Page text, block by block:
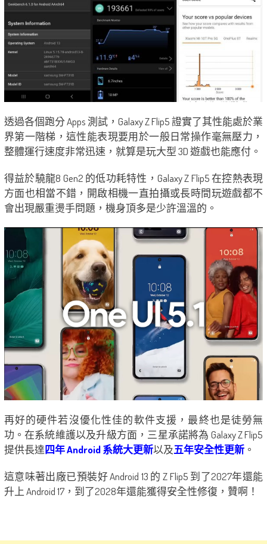
透過各個跑分 Apps 測試，Galaxy Z Flip5 證實了其性能處於業
界第一階梯，這性能表現要用於一般日常操作毫無壓力，
整體運行速度非常迅速，就算是玩大型 3D 遊戲也能應付。
得益於驍龍8 Gen2 的低功耗特性，Galaxy Z Flip5 在控熱表現
方面也相當不錯，開啟相機一直拍攝或長時間玩遊戲都不
會出現嚴重燙手問題，機身頂多是少許溫溫的。
再好的硬件若沒優化性佳的軟件支援，最終也是徒勞無
功。在系統維護以及升級方面，三星承諾將為 Galaxy Z Flip5
提供長達四年 Android 系統大更新以及五年安全性更新。
這意味著出廠已預裝好 Android 13 的 Z Flip5 到了2027年還能
升上 Android 17，到了2028年還能獲得安全性修復，贊啊！